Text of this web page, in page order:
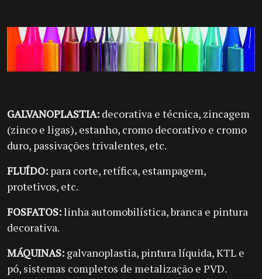
GALVANOPLASTIA: decorativa e técnica, zincagem
(zinco e ligas), estanho, cromo decorativo e cromo
duro, passivações trivalentes, etc.
FLUÍDO: para corte, retífica, estampagem,
protetivos, etc.
FOSFATOS:linha automobilística, branca e pintura
decorativa.
MÁQUINAS: galvanoplastia, pintura líquida, KTL e
pó, sistemas completos de metalização e PVD.